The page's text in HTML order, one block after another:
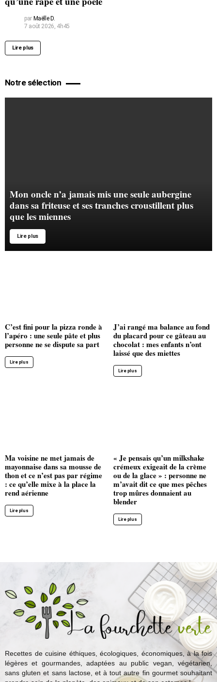
par Maëlle D.
7 août 2026, 4h45
Lire plus
Notre sélection
Mon oncle n’a jamais mis une seule aubergine
dans sa friteuse et ses tranches croustillent plus
que les miennes
Lire plus
C’est fini pour la pizza ronde à
l’apéro : une seule pâte et plus
personne ne se dispute sa part
Lire plus
J’ai rangé ma balance au fond
du placard pour ce gâteau au
chocolat : mes enfants n’ont
laissé que des miettes
Lire plus
Ma voisine ne met jamais de
mayonnaise dans sa mousse de
thon et ce n’est pas par régime
: ce qu’elle mixe à la place la
rend aérienne
Lire plus
« Je pensais qu’un milkshake
crémeux exigeait de la crème
ou de la glace » : personne ne
m’avait dit ce que mes pêches
trop mûres donnaient au
blender
Lire plus
Recettes de cuisine éthiques, écologiques, économiques, à la fois
légères et gourmandes, adaptées au public vegan, végétarien,
sans gluten et sans lactose, et à tout autre fin gourmet souhaitant